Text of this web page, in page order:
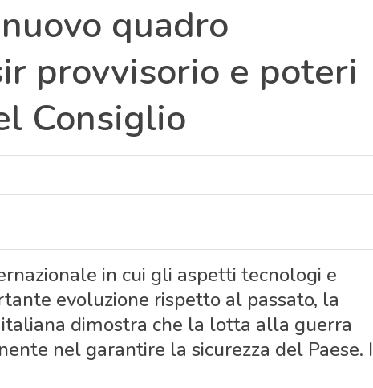
quadro
provvisorio e poteri
Consiglio
in cui gli aspetti tecnologi e
evoluzione rispetto al passato, la
dimostra che la lotta alla guerra
nel garantire la sicurezza del Paese. I